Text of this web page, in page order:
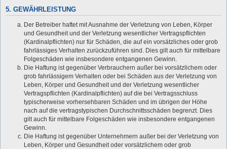
5. GEWÄHRLEISTUNG
Der Betreiber haftet mit Ausnahme der Verletzung von Leben, Körper
und Gesundheit und der Verletzung wesentlicher Vertragspflichten
(Kardinalpflichten) nur für Schäden, die auf ein vorsätzliches oder grob
fahrlässiges Verhalten zurückzuführen sind. Dies gilt auch für mittelbare
Folgeschäden wie insbesondere entgangenen Gewinn.
Die Haftung ist gegenüber Verbrauchern außer bei vorsätzlichem oder
grob fahrlässigem Verhalten oder bei Schäden aus der Verletzung von
Leben, Körper und Gesundheit und der Verletzung wesentlicher
Vertragspflichten (Kardinalpflichten) auf die bei Vertragsschluss
typischerweise vorhersehbaren Schäden und im übrigen der Höhe
nach auf die vertragstypischen Durchschnittsschäden begrenzt. Dies
gilt auch für mittelbare Folgeschäden wie insbesondere entgangenen
Gewinn.
Die Haftung ist gegenüber Unternehmern außer bei der Verletzung von
Leben, Körper und Gesundheit oder vorsätzlichem oder grob